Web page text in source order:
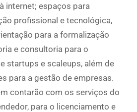
internet; espaços para
profissional e tecnológica,
para a formalização
e consultoria para o
startups e scaleups, além de
para a gestão de empresas.
contarão com os serviços do
para o licenciamento e